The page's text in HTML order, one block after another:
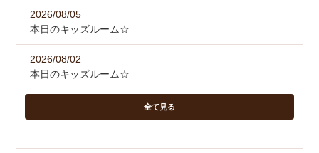
2026/08/05
本日のキッズルーム☆
2026/08/02
本日のキッズルーム☆
全て見る